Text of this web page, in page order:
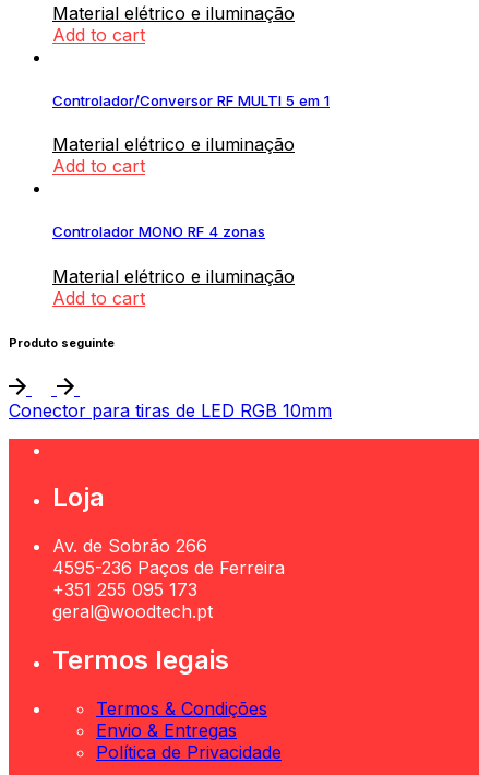
Material elétrico e iluminação
Add to cart
Controlador/Conversor RF MULTI 5 em 1
Material elétrico e iluminação
Add to cart
Controlador MONO RF 4 zonas
Material elétrico e iluminação
Add to cart
Produto seguinte
Conector para tiras de LED RGB 10mm
Loja
Av. de Sobrão 266
4595-236 Paços de Ferreira
+351 255 095 173
geral@woodtech.pt
Termos legais
Termos & Condições
Envio & Entregas
Política de Privacidade